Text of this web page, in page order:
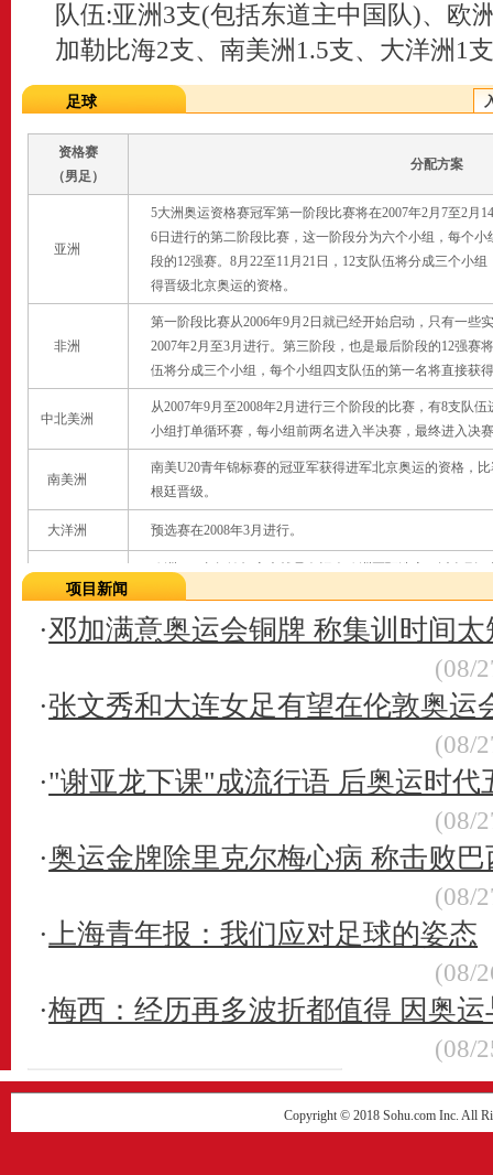
队伍:亚洲3支(包括东道主中国队)、欧
加勒比海2支、南美洲1.5支、大洋洲1
足球
资格赛
（男足）
分配方案
亚洲
5大洲奥运资格赛冠军第一阶段比赛将在2007年2月7至2月
6日进行的第二阶段比赛，这一阶段分为六个小组，每个
段的12强赛。8月22至11月21日，12支队伍将分成三个小
得晋级北京奥运的资格。
非洲
第一阶段比赛从2006年9月2日就已经开始启动，只有一些
2007年2月至3月进行。第三阶段，也是最后阶段的12强赛
伍将分成三个小组，每个小组四支队伍的第一名将直接获
中北美洲
从2007年9月至2008年2月进行三个阶段的比赛，有8支队
小组打单循环赛，每小组前两名进入半决赛，最终进入决
南美洲
南美U20青年锦标赛的冠亚军获得进军北京奥运的资格，
根廷晋级。
大洋洲 预选赛在2008年3月进行。
欧洲
欧洲U21青年锦标赛也就是奥运会欧洲区预选赛，以色列
时，塞尔维亚和意大利晋级北京奥运。
总计
（女足）
分配方案
第一阶段比赛将在2007年2月17至2月25日进行，晋级的队
比赛，这一阶段比赛的8支队伍将分为2个小组，每个小组
格。
预选赛阶段比赛分为四个阶段。2006年10月开始进行的
比赛。第一阶段的比赛将在2月16日开始进行，到3月11日
始，到6月17日结束。第三阶段，也是最后阶段的比赛将在
这一阶段只有4支队伍，每支队伍以主客场双循环赛制的
北京奥运的资格，第二名将同南美的第二名(已经确定为巴
级。
2007年世界杯中北美区预选赛前两名同时也直接入围08奥
项目新闻
·邓加满意奥运会铜牌 称集训时间
(08/
·张文秀和大连女足有望在伦敦奥运
(08/
·"谢亚龙下课"成流行语 后奥运时代
(08/
·奥运金牌除里克尔梅心病 称击败
(08/
·上海青年报：我们应对足球的姿态
(08/
·梅西：经历再多波折都值得 因奥
(08/
Copyright © 2018 Sohu.com Inc. All